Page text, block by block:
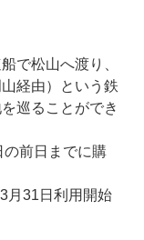
で松山へ渡り、
経由）という鉄
巡ることができ
の前日までに購
月31日利用開始